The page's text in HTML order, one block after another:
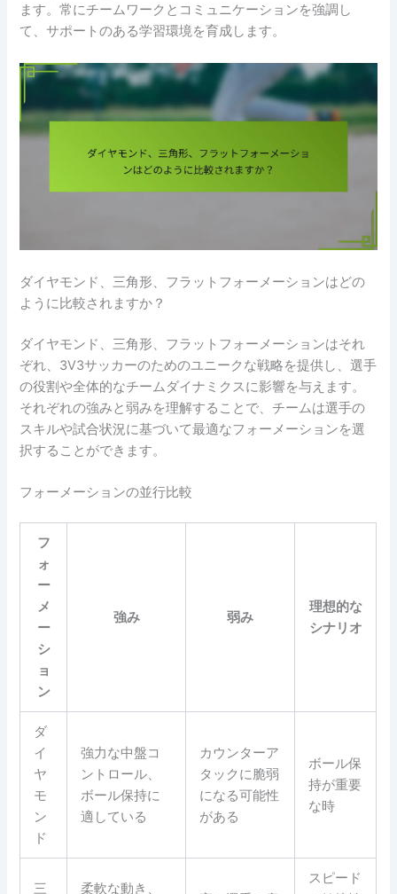
ます。常にチームワークとコミュニケーションを強調し
て、サポートのある学習環境を育成します。
ダイヤモンド、三角形、フラットフォーメーションはどの
ように比較されますか？
ダイヤモンド、三角形、フラットフォーメーションはそれ
ぞれ、3V3サッカーのためのユニークな戦略を提供し、選手
の役割や全体的なチームダイナミクスに影響を与えます。
それぞれの強みと弱みを理解することで、チームは選手の
スキルや試合状況に基づいて最適なフォーメーションを選
択することができます。
フォーメーションの並行比較
フ
ォ
ー
メ
ー
シ
ョ
ン
強み 弱み
理想的な
シナリオ
ダ
イ
ヤ
モ
ン
ド
強力な中盤コ
ントロール、
ボール保持に
適している
カウンターア
タックに脆弱
になる可能性
がある
ボール保
持が重要
な時
三
柔軟な動き、
スピード